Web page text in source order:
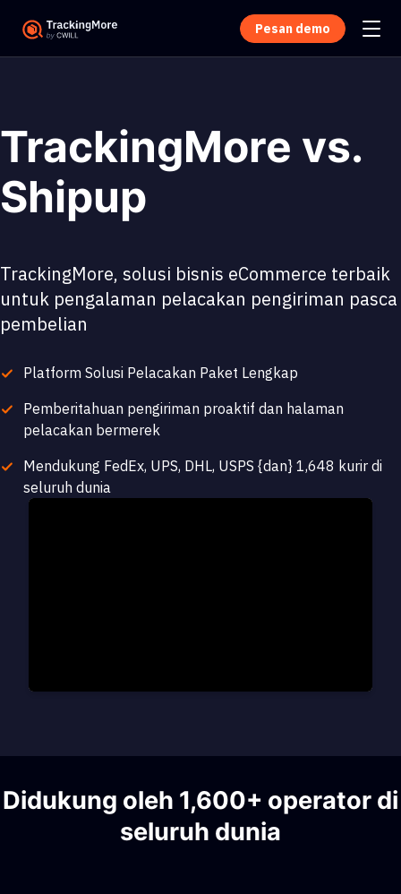
Pesan demo
TrackingMore vs.
Shipup
TrackingMore, solusi bisnis eCommerce terbaik
untuk pengalaman pelacakan pengiriman pasca
pembelian
Platform Solusi Pelacakan Paket Lengkap
Pemberitahuan pengiriman proaktif dan halaman
pelacakan bermerek
Mendukung FedEx, UPS, DHL, USPS {dan} 1,648 kurir di
seluruh dunia
Didukung oleh 1,600+ operator di
seluruh dunia